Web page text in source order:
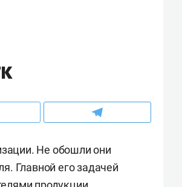
Не обошли они
Главной его задачей